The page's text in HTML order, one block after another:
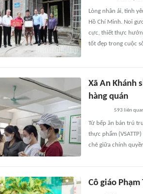
Lòng nhân ái, tình
Hồ Chí Minh. Noi
cực, thiết thực
tốt đẹp trong cuộc
Xã An Khánh
hàng quán
593 liên
Từ bếp ăn bán trú
thực phẩm
chẽ giữa chính
Cô giáo